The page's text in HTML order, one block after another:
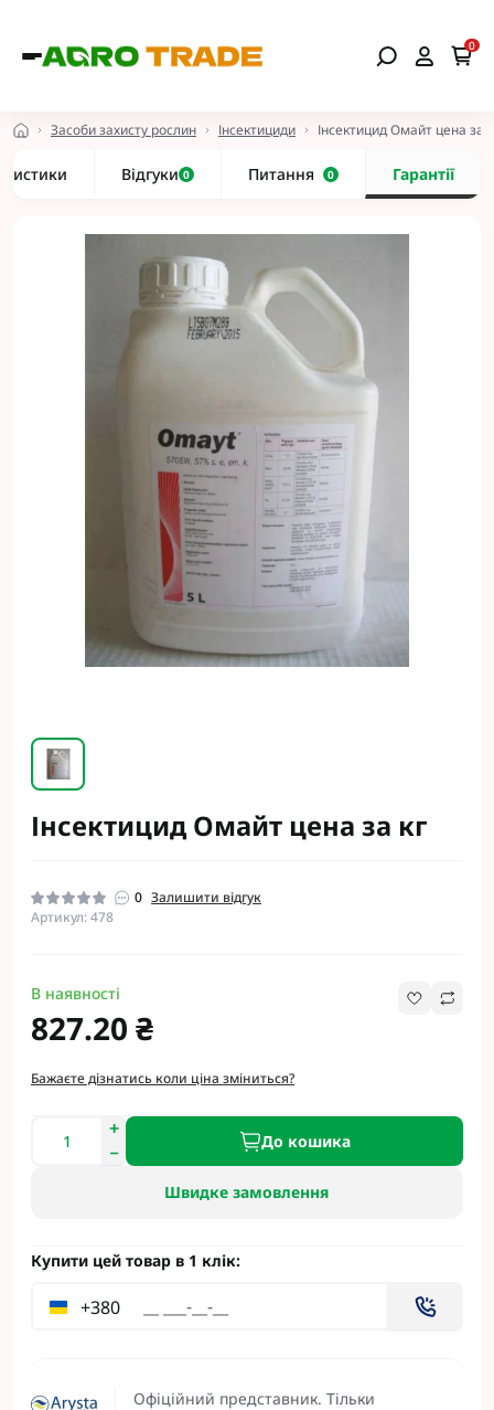
0
Засоби захисту рослин Інсектициди Інсектицид Омайт цена за
Відгуки 0 Питання 0 Гарантії
Інсектицид Омайт цена за кг
0 Залишити відгук
Артикул: 478
Офіційний представник. Тільки
В наявності
827.20 ₴
Бажаєте дізнатись коли ціна зміниться?
До кошика
Швидке замовлення
Купити цей товар в 1 клік:
+380